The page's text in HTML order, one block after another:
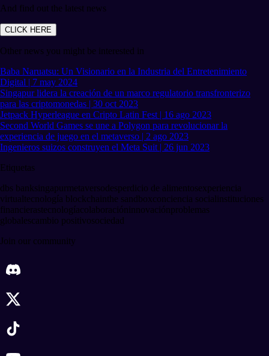
And find out the latest news
CLICK HERE
Other news you might be interested in
Baba Naruatsu: Un Visionario en la Industria del Entretenimiento
Digital | 7 may 2024
Singapur lidera la creación de un marco regulatorio transfronterizo
para las criptomonedas | 30 oct 2023
Jetpack Hyperleague en Cripto Latin Fest | 16 ago 2023
Second World Games se une a Polygon para revolucionar la
experiencia de juego en el metaverso | 2 ago 2023
Ingenieros suizos construyen el Meta Suit | 26 jun 2023
Etiquetas
dbs banksingapurmetaversodesperdicio de alimentosexperiencia
virtualtecnología blockchainthe sandboxconciencia socialinstituciones
financierastecnologíacolaboracióninnovaciónproblemas
globalescambio positivosociedad
Join our community